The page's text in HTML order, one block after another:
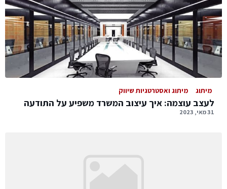
מיתוג מיתוג ואסטרטגיות שיווק
לעצב עוצמה: איך עיצוב המשרד משפיע על התודעה
31 מאי, 2023